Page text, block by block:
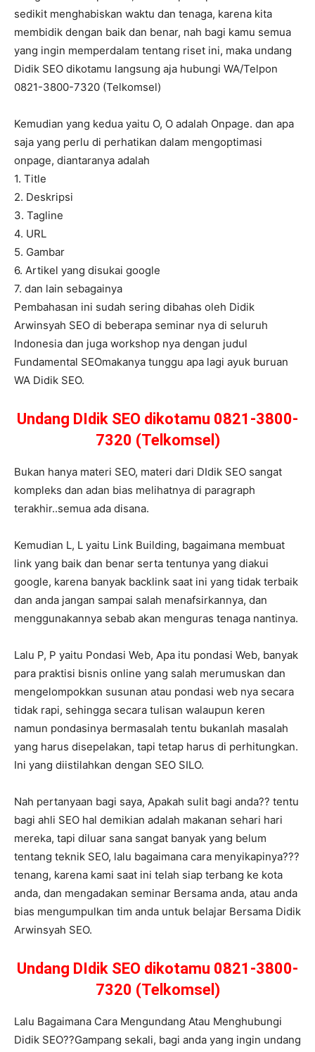
sedikit menghabiskan waktu dan tenaga, karena kita
membidik dengan baik dan benar, nah bagi kamu semua
yang ingin memperdalam tentang riset ini, maka undang
Didik SEO dikotamu langsung aja hubungi WA/Telpon
0821-3800-7320 (Telkomsel)
Kemudian yang kedua yaitu O, O adalah Onpage. dan apa
saja yang perlu di perhatikan dalam mengoptimasi
onpage, diantaranya adalah
1. Title
2. Deskripsi
3. Tagline
4. URL
5. Gambar
6. Artikel yang disukai google
7. dan lain sebagainya
Pembahasan ini sudah sering dibahas oleh Didik
Arwinsyah SEO di beberapa seminar nya di seluruh
Indonesia dan juga workshop nya dengan judul
Fundamental SEOmakanya tunggu apa lagi ayuk buruan
WA Didik SEO.
Undang DIdik SEO dikotamu 0821-3800-
7320 (Telkomsel)
Bukan hanya materi SEO, materi dari DIdik SEO sangat
kompleks dan adan bias melihatnya di paragraph
terakhir..semua ada disana.
Kemudian L, L yaitu Link Building, bagaimana membuat
link yang baik dan benar serta tentunya yang diakui
google, karena banyak backlink saat ini yang tidak terbaik
dan anda jangan sampai salah menafsirkannya, dan
menggunakannya sebab akan menguras tenaga nantinya.
Lalu P, P yaitu Pondasi Web, Apa itu pondasi Web, banyak
para praktisi bisnis online yang salah merumuskan dan
mengelompokkan susunan atau pondasi web nya secara
tidak rapi, sehingga secara tulisan walaupun keren
namun pondasinya bermasalah tentu bukanlah masalah
yang harus disepelakan, tapi tetap harus di perhitungkan.
Ini yang diistilahkan dengan SEO SILO.
Nah pertanyaan bagi saya, Apakah sulit bagi anda?? tentu
bagi ahli SEO hal demikian adalah makanan sehari hari
mereka, tapi diluar sana sangat banyak yang belum
tentang teknik SEO, lalu bagaimana cara menyikapinya???
tenang, karena kami saat ini telah siap terbang ke kota
anda, dan mengadakan seminar Bersama anda, atau anda
bias mengumpulkan tim anda untuk belajar Bersama Didik
Arwinsyah SEO.
Undang DIdik SEO dikotamu 0821-3800-
7320 (Telkomsel)
Lalu Bagaimana Cara Mengundang Atau Menghubungi
Didik SEO??Gampang sekali, bagi anda yang ingin undang